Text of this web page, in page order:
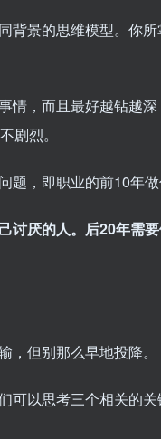
背景的思维模型。你
情，而且最好越钻越
剧烈。
题，即职业的前10年做
讨厌的人。后20年需
，但别那么早地投降。
可以思考三个相关的关